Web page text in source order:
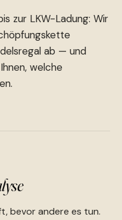
zur LKW-Ladung: Wir
ab — und
welche
bevor andere es tun.